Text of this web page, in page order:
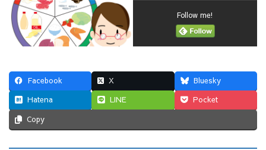
Follow me!
Facebook X
Bluesky
Hatena
LINE
Pocket
Copy